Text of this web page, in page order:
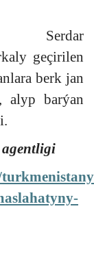
Serdar
geçirilen
berk jan
alyp barýan